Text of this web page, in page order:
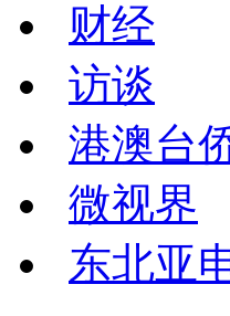
财经
访谈
港澳台
微视界
东北亚